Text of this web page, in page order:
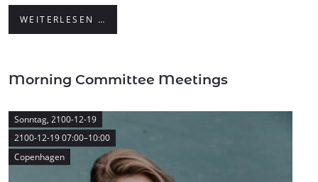
WEITERLESEN …
Morning Committee Meetings
Sonntag, 2100-12-19
2100-12-19 07:00–10:00
Copenhagen